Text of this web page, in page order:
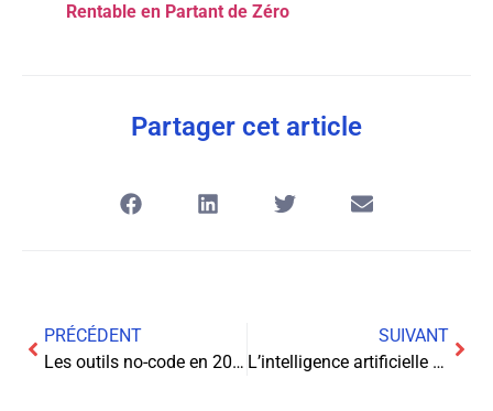
Rentable en Partant de Zéro
Partager cet article
PRÉCÉDENT
Les outils no-code en 2024 : Révolutionnez la création d’applications sans écrire une seule ligne de code
SUIVANT
L’intelligence artificielle au service de l’optimisation des campagnes PPC : une révolution en marche